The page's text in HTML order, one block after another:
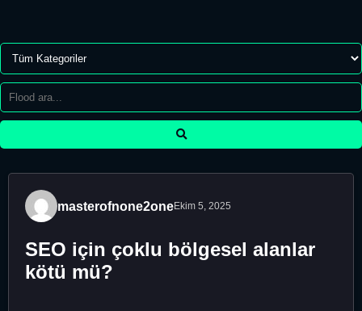
masterofnone2oneEkim 5, 2025
SEO için çoklu bölgesel alanlar
kötü mü?